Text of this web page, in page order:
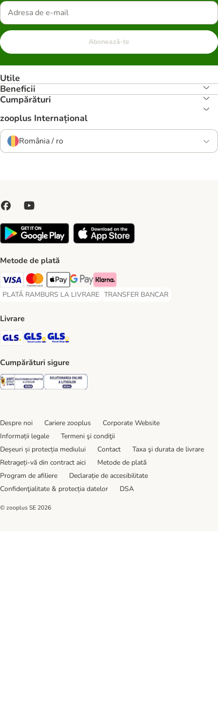
Abonează-te
Utile
Beneficii
Cumpărături
zooplus Internațional
România / ro
Metode de plată
Visa Payment Method
Master Card Payment Method
Apple Pay Payment Method
Google Pay Payment Method
Klarna Payment Method
PLATĂ RAMBURS LA LIVRARE
PLATĂ RAMBURS LA LIVRARE Payment Method
TRANSFER BANCAR
TRANSFER BANCAR Payment
Livrare
GLS Shipping Method
GLS Locker Shipping Method
Cumpărături sigure
Security Security
Despre noi Cariere zooplus
Corporate Website
Informații legale
Termeni şi condiţii
Deșeuri și protecția mediului
Contact
Taxa şi durata de livrare
Retrageți-vă din contract aici
Metode de plată
Program de afiliere
Declarație de accesibilitate
Confidenţialitate & protecția datelor
DSA
© zooplus SE 2026